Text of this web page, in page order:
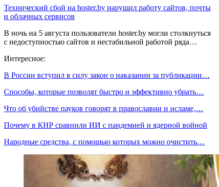
Технический сбой на hoster.by нарушил работу сайтов, почты
и облачных сервисов
В ночь на 5 августа пользователи hoster.by могли столкнуться
с недоступностью сайтов и нестабильной работой ряда…
Интересное:
В России вступил в силу закон о наказании за публикации…
Способы, которые позволят быстро и эффективно убрать…
Что об убийстве пауков говорят в православии и исламе,…
Почему в КНР сравнили ИИ с пандемией и ядерной войной
Народные средства, с помощью которых можно очистить…